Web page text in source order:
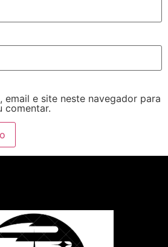
email e site neste navegador para
comentar.